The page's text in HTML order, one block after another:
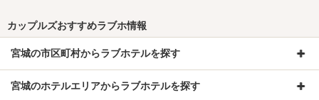
カップルズおすすめラブホ情報
宮城の市区町村からラブホテルを探す
宮城のホテルエリアからラブホテルを探す